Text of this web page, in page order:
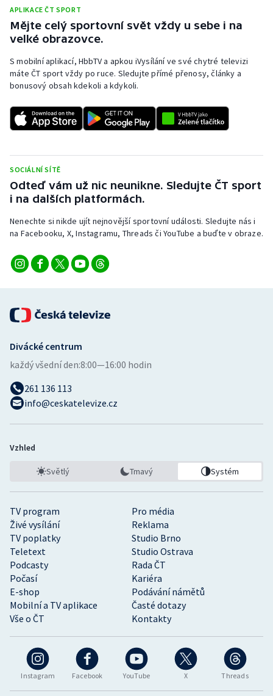
Ragby
Rychlobruslení
Rychlostní kanoistika
Sportovní střelba
Stolní tenis
Triatlon
Veslování
Volejbal
APLIKACE ČT SPORT
Mějte celý sportovní svět vždy u sebe i na
velké obrazovce.
S mobilní aplikací, HbbTV a apkou iVysílání ve své chytré televizi
máte ČT sport vždy po ruce. Sledujte přímé přenosy, články a
bonusový obsah kdekoli a kdykoli.
SOCIÁLNÍ SÍTĚ
Odteď vám už nic neunikne. Sledujte ČT sport
i na dalších platformách.
Nenechte si nikde ujít nejnovější sportovní události. Sledujte nás i
na Facebooku, X, Instagramu, Threads či YouTube a buďte v obraze.
Instagram Facebook YouTube X Threads
TV program
Pro média
Živé vysílání
Reklama
TV poplatky
Studio Brno
Teletext
Studio Ostrava
Podcasty
Rada ČT
Počasí
Kariéra
E-shop
Podávání námětů
Mobilní a TV aplikace
Časté dotazy
Vše o ČT
Kontakty
Divácké centrum
každý všední den:8:00—16:00 hodin
261 136 113
info@ceskatelevize.cz
Vzhled
Světlý Tmavý Systém